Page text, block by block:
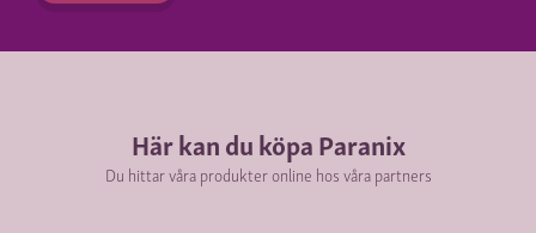
Här kan du köpa Paranix
Du hittar våra produkter online hos våra partners